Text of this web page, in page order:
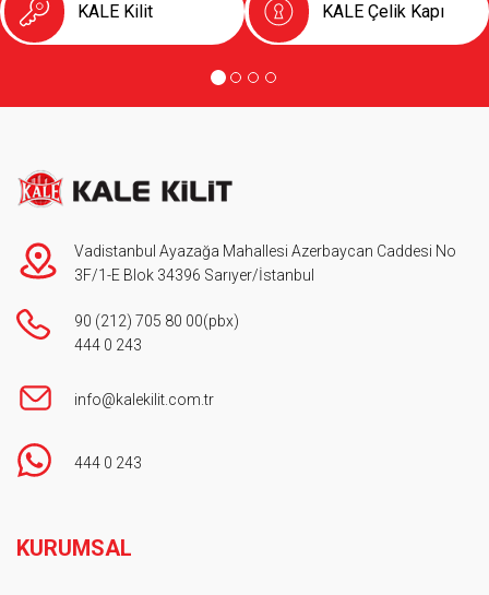
KALE Kilit KALE Çelik Kapı
Vadistanbul Ayazağa Mahallesi Azerbaycan Caddesi No
3F/1-E Blok 34396 Sarıyer/İstanbul
90 (212) 705 80 00(pbx)
444 0 243
info@kalekilit.com.tr
444 0 243
KURUMSAL